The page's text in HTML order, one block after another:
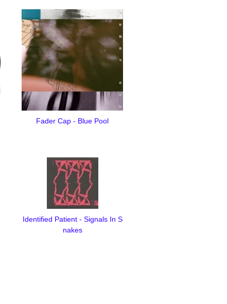
Fader Cap - Blue Pool
Identified Patient - Signals In S
nakes